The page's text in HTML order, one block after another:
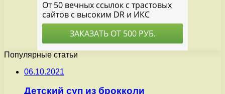
Популярные статьи
06.10.2021
Детский суп из брокколи